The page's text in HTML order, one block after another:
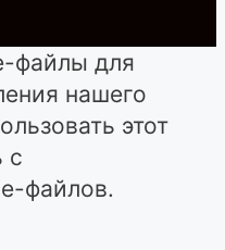
файлы для
нашего
этот
с
файлов.